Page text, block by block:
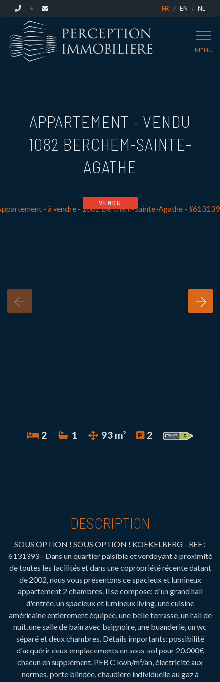
FR EN NL
MENU
APPARTEMENT - VENDU
1082 BERCHEM-SAINTE-
AGATHE
VENDU
2 1 93 m² 2
DESCRIPTION
SOUS OPTION ! SOUS OPTION ! KOEKELBERG - REF :
6131393 - Dans un quartier paisible et verdoyant à proximité
de toutes les facilités et dans une copropriété récente datant
de 2002, nous vous présentons ce spacieux et lumineux
appartement 2 chambres. Il se compose: d'un grand hall
d'entrée, un spacieux et lumineux living, une cuisine
américaine entièrement équipée, une belle terrasse, un hall de
nuit, une salle de bain avec baignoire, une buanderie, un wc
séparé et deux chambres. Détails importants: possibilité
d'acquérir deux emplacements en sous-sol pour 20.000€
chacun en supplément, PEB C kwh/m²/an, électricité aux
normes, porte blindée, chaudière individuelle au gaz à